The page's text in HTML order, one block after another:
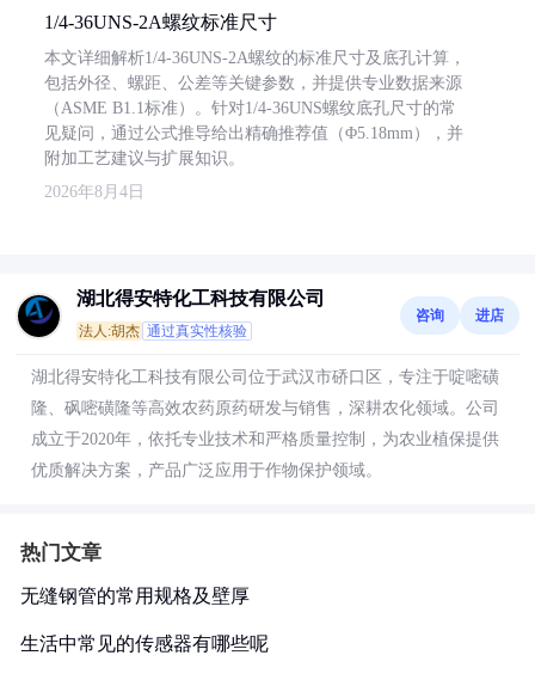
1/4-36UNS-2A螺纹标准尺寸
本文详细解析1/4-36UNS-2A螺纹的标准尺寸及底孔计算，
包括外径、螺距、公差等关键参数，并提供专业数据来源
（ASME B1.1标准）。针对1/4-36UNS螺纹底孔尺寸的常
见疑问，通过公式推导给出精确推荐值（Φ5.18mm），并
附加工艺建议与扩展知识。
2026年8月4日
湖北得安特化工科技有限公司
法人:胡杰 通过真实性核验
咨询 进店
湖北得安特化工科技有限公司位于武汉市硚口区，专注于啶嘧磺
隆、砜嘧磺隆等高效农药原药研发与销售，深耕农化领域。公司
成立于2020年，依托专业技术和严格质量控制，为农业植保提供
优质解决方案，产品广泛应用于作物保护领域。
热门文章
无缝钢管的常用规格及壁厚
生活中常见的传感器有哪些呢